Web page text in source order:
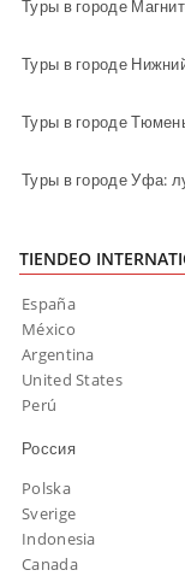
Туры в городе
Туры в городе
Туры в городе
Туры в городе Уфа:
TIENDEO
España
México
Argentina
United States
Perú
Россия
Polska
Sverige
Indonesia
Canada